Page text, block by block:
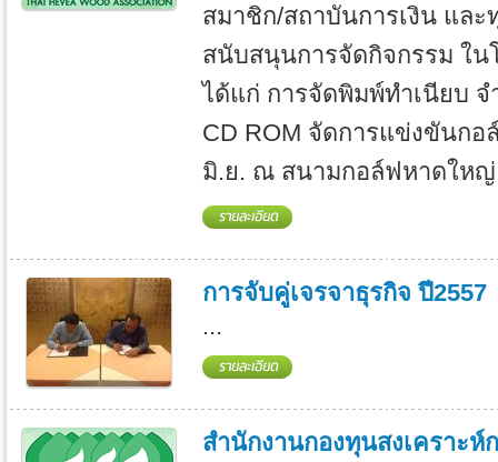
สมาชิก/สถาบันการเงิน แล
สนับสนุนการจัดกิจกรรม ใน
ได้แก่ การจัดพิมพ์ทำเนียบ จ
CD ROM จัดการแข่งขันก
มิ.ย. ณ สนามกอล์ฟหาดใหญ่
การจับคู่เจรจาธุรกิจ ปี2557
...
สำนักงานกองทุนสงเคราะห์